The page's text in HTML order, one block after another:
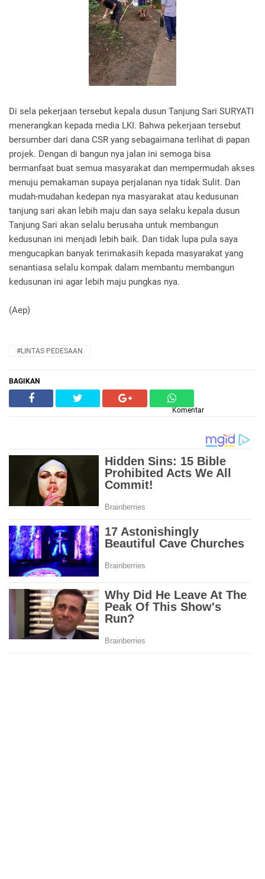
Di sela pekerjaan tersebut kepala dusun Tanjung Sari SURYATI
menerangkan kepada media LKI. Bahwa pekerjaan tersebut
bersumber dari dana CSR yang sebagaimana terlihat di papan
projek. Dengan di bangun nya jalan ini semoga bisa
bermanfaat buat semua masyarakat dan mempermudah akses
menuju pemakaman supaya perjalanan nya tidak Sulit. Dan
mudah-mudahan kedepan nya masyarakat atau kedusunan
tanjung sari akan lebih maju dan saya selaku kepala dusun
Tanjung Sari akan selalu berusaha untuk membangun
kedusunan ini menjadi lebih baik. Dan tidak lupa pula saya
mengucapkan banyak terimakasih kepada masyarakat yang
senantiasa selalu kompak dalam membantu membangun
kedusunan ini agar lebih maju pungkas nya.
(Aep)
#LINTAS PEDESAAN
BAGIKAN
Komentar